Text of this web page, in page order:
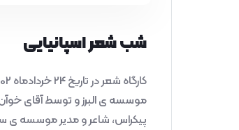
شب شعر اسپانیایی
موسسه ی البرز و توسط آقای
پیکراس، شاعر و مدیر موسسه ی